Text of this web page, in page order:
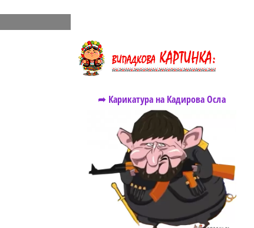
➦ Карикатура на Кадирова Осла